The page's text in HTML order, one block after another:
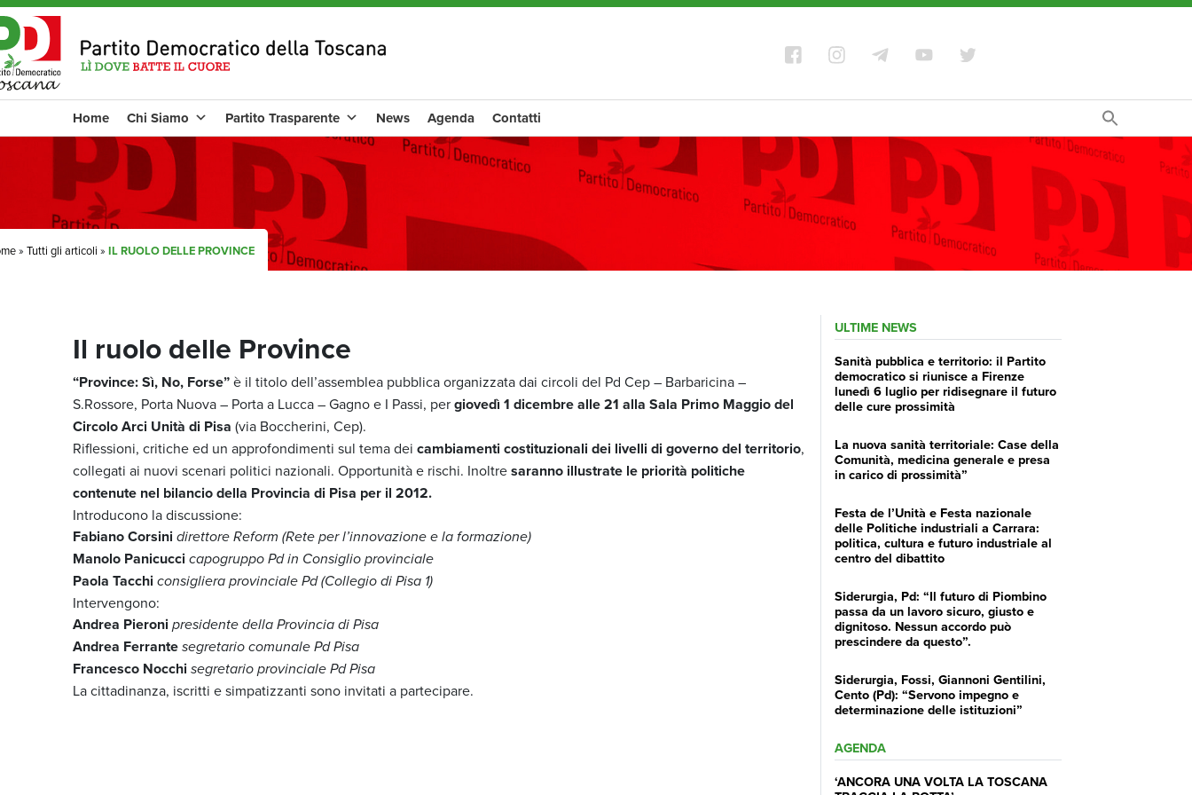
Home Chi Siamo Partito Trasparente News Agenda Contatti
» Tutti gli articoli » IL RUOLO DELLE PROVINCE
Il ruolo delle Province
“Province: Sì, No, Forse”è il titolo dell’assemblea pubblica organizzata dai circoli del Pd Cep – Barbaricina –
S.Rossore, Porta Nuova – Porta a Lucca – Gagno e I Passi, pergiovedì 1 dicembre alle 21 alla Sala Primo Maggio del
Circolo Arci Unità di Pisa (via Boccherini, Cep).
Riflessioni, critiche ed un approfondimenti sul tema dei cambiamenti costituzionali dei livelli di governo del territorio,
collegati ai nuovi scenari politici nazionali. Opportunità e rischi. Inoltresaranno illustrate le priorità politiche
contenute nel bilancio della Provincia di Pisa per il 2012.
Introducono la discussione:
Fabiano Corsini direttore Reform (Rete per l’innovazione e la formazione)
Manolo Panicucci capogruppo Pd in Consiglio provinciale
Paola Tacchi consigliera provinciale Pd (Collegio di Pisa 1)
Intervengono:
Andrea Pieroni presidente della Provincia di Pisa
Andrea Ferrantesegretario comunale Pd Pisa
Francesco Nocchi segretario provinciale Pd Pisa
La cittadinanza, iscritti e simpatizzanti sono invitati a partecipare.
ULTIME NEWS
Sanità pubblica e territorio: il Partito
democratico si riunisce a Firenze
lunedì 6 luglio per ridisegnare il futuro
delle cure prossimità
La nuova sanità territoriale: Case della
Comunità, medicina generale e presa
in carico di prossimità”
Festa de l’Unità e Festa nazionale
delle Politiche industriali a Carrara:
politica, cultura e futuro industriale al
centro del dibattito
Siderurgia, Pd: “Il futuro di Piombino
passa da un lavoro sicuro, giusto e
dignitoso. Nessun accordo può
prescindere da questo”.
Siderurgia, Fossi, Giannoni Gentilini,
Cento (Pd): “Servono impegno e
determinazione delle istituzioni”
AGENDA
‘ANCORA UNA VOLTA LA TOSCANA